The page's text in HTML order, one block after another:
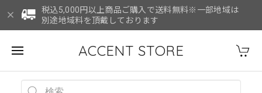
税込5,000円以上商品ご購入で送料無料※一部地域は
別途地域料を頂戴しております
ACCENT STORE